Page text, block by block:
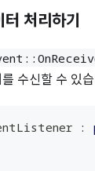
처리하기
::
수신할 수 있
: